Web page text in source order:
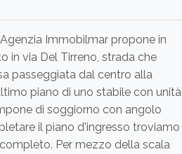
Immobilmar propone in
in via Del Tirreno, strada che
passeggiata dal centro alla
piano di uno stabile con unità
di soggiorno con angolo
il piano d'ingresso troviamo
Per mezzo della scala